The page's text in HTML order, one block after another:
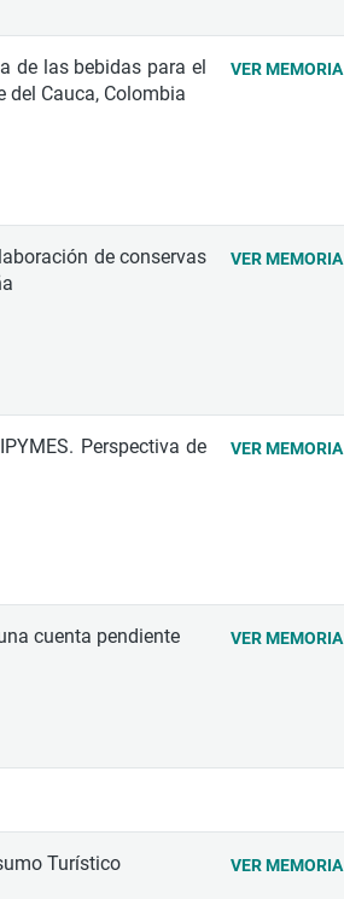
de las bebidas para el
del Cauca, Colombia
VER MEMORIA
de conservas
VER MEMORIA
Perspectiva de
VER MEMORIA
cuenta pendiente VER MEMORIA
Turístico VER MEMORIA